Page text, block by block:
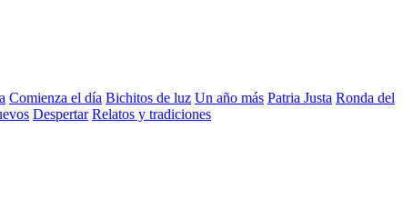
Comienza el día Bichitos de luz Un año más Patria Justa Ronda del
Despertar Relatos y tradiciones